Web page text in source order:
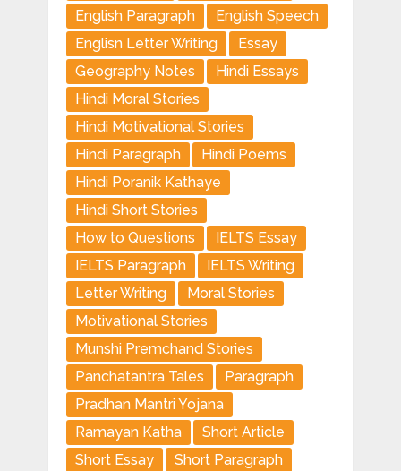
English Paragraph
English Speech
Englisn Letter Writing
Essay
Geography Notes
Hindi Essays
Hindi Moral Stories
Hindi Motivational Stories
Hindi Paragraph
Hindi Poems
Hindi Poranik Kathaye
Hindi Short Stories
How to Questions
IELTS Essay
IELTS Paragraph
IELTS Writing
Letter Writing
Moral Stories
Motivational Stories
Munshi Premchand Stories
Panchatantra Tales
Paragraph
Pradhan Mantri Yojana
Ramayan Katha
Short Article
Short Essay
Short Paragraph